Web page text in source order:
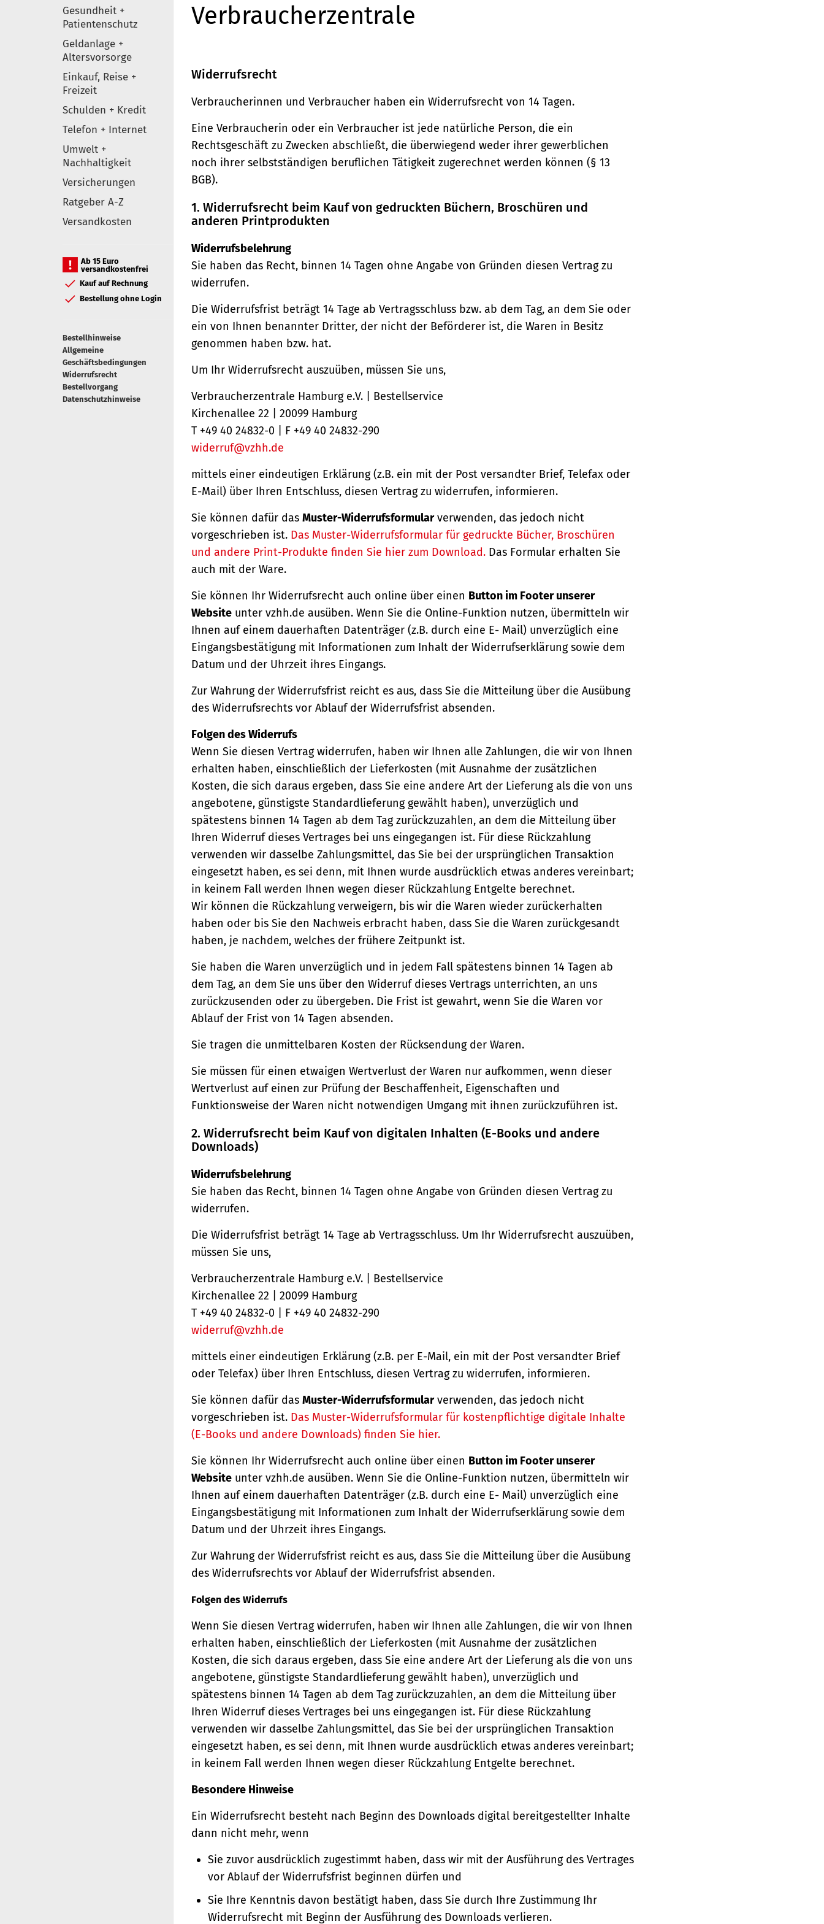
Gesundheit +
Patientenschutz
Geldanlage +
Altersvorsorge
Einkauf, Reise +
Freizeit
Schulden + Kredit
Telefon + Internet
Umwelt +
Nachhaltigkeit
Versicherungen
Ratgeber A-Z
Versandkosten
Ab 15 Euro
versandkostenfrei
Kauf auf Rechnung
Bestellung ohne Login
Bestellhinweise
Allgemeine
Geschäftsbedingungen
Widerrufsrecht
Bestellvorgang
Datenschutzhinweise
Verbraucherzentrale
Widerrufsrecht
Verbraucherinnen und Verbraucher haben ein Widerrufsrecht von 14 Tagen.
Eine Verbraucherin oder ein Verbraucher ist jede natürliche Person, die ein
Rechtsgeschäft zu Zwecken abschließt, die überwiegend weder ihrer gewerblichen
noch ihrer selbstständigen beruflichen Tätigkeit zugerechnet werden können (§ 13
BGB).
1. Widerrufsrecht beim Kauf von gedruckten Büchern, Broschüren und
anderen Printprodukten
Widerrufsbelehrung
Sie haben das Recht, binnen 14 Tagen ohne Angabe von Gründen diesen Vertrag zu
widerrufen.
Die Widerrufsfrist beträgt 14 Tage ab Vertragsschluss bzw. ab dem Tag, an dem Sie oder
ein von Ihnen benannter Dritter, der nicht der Beförderer ist, die Waren in Besitz
genommen haben bzw. hat.
Um Ihr Widerrufsrecht auszuüben, müssen Sie uns,
Verbraucherzentrale Hamburg e.V. | Bestellservice
Kirchenallee 22 | 20099 Hamburg
T +49 40 24832-0 | F +49 40 24832-290
widerruf@vzhh.de
mittels einer eindeutigen Erklärung (z.B. ein mit der Post versandter Brief, Telefax oder
E-Mail) über Ihren Entschluss, diesen Vertrag zu widerrufen, informieren.
Sie können dafür das Muster-Widerrufsformularverwenden, das jedoch nicht
vorgeschrieben ist. Das Muster-Widerrufsformular für gedruckte Bücher, Broschüren
und andere Print-Produkte finden Sie hier zum Download. Das Formular erhalten Sie
auch mit der Ware.
Sie können Ihr Widerrufsrecht auch online über einen Button im Footer unserer
Website unter vzhh.de ausüben. Wenn Sie die Online-Funktion nutzen, übermitteln wir
Ihnen auf einem dauerhaften Datenträger (z.B. durch eine E- Mail) unverzüglich eine
Eingangsbestätigung mit Informationen zum Inhalt der Widerrufserklärung sowie dem
Datum und der Uhrzeit ihres Eingangs.
Zur Wahrung der Widerrufsfrist reicht es aus, dass Sie die Mitteilung über die Ausübung
des Widerrufsrechts vor Ablauf der Widerrufsfrist absenden.
Folgen des Widerrufs
Wenn Sie diesen Vertrag widerrufen, haben wir Ihnen alle Zahlungen, die wir von Ihnen
erhalten haben, einschließlich der Lieferkosten (mit Ausnahme der zusätzlichen
Kosten, die sich daraus ergeben, dass Sie eine andere Art der Lieferung als die von uns
angebotene, günstigste Standardlieferung gewählt haben), unverzüglich und
spätestens binnen 14 Tagen ab dem Tag zurückzuzahlen, an dem die Mitteilung über
Ihren Widerruf dieses Vertrages bei uns eingegangen ist. Für diese Rückzahlung
verwenden wir dasselbe Zahlungsmittel, das Sie bei der ursprünglichen Transaktion
eingesetzt haben, es sei denn, mit Ihnen wurde ausdrücklich etwas anderes vereinbart;
in keinem Fall werden Ihnen wegen dieser Rückzahlung Entgelte berechnet.
Wir können die Rückzahlung verweigern, bis wir die Waren wieder zurückerhalten
haben oder bis Sie den Nachweis erbracht haben, dass Sie die Waren zurückgesandt
haben, je nachdem, welches der frühere Zeitpunkt ist.
Sie haben die Waren unverzüglich und in jedem Fall spätestens binnen 14 Tagen ab
dem Tag, an dem Sie uns über den Widerruf dieses Vertrags unterrichten, an uns
zurückzusenden oder zu übergeben. Die Frist ist gewahrt, wenn Sie die Waren vor
Ablauf der Frist von 14 Tagen absenden.
Sie tragen die unmittelbaren Kosten der Rücksendung der Waren.
Sie müssen für einen etwaigen Wertverlust der Waren nur aufkommen, wenn dieser
Wertverlust auf einen zur Prüfung der Beschaffenheit, Eigenschaften und
Funktionsweise der Waren nicht notwendigen Umgang mit ihnen zurückzuführen ist.
2. Widerrufsrecht beim Kauf von digitalen Inhalten (E-Books und andere
Downloads)
Widerrufsbelehrung
Sie haben das Recht, binnen 14 Tagen ohne Angabe von Gründen diesen Vertrag zu
widerrufen.
Die Widerrufsfrist beträgt 14 Tage ab Vertragsschluss. Um Ihr Widerrufsrecht auszuüben,
müssen Sie uns,
Verbraucherzentrale Hamburg e.V. | Bestellservice
Kirchenallee 22 | 20099 Hamburg
T +49 40 24832-0 | F +49 40 24832-290
widerruf@vzhh.de
mittels einer eindeutigen Erklärung (z.B. per E-Mail, ein mit der Post versandter Brief
oder Telefax) über Ihren Entschluss, diesen Vertrag zu widerrufen, informieren.
Sie können dafür das Muster-Widerrufsformularverwenden, das jedoch nicht
vorgeschrieben ist. Das Muster-Widerrufsformular für kostenpflichtige digitale Inhalte
(E-Books und andere Downloads) finden Sie hier.
Sie können Ihr Widerrufsrecht auch online über einen Button im Footer unserer
Website unter vzhh.de ausüben. Wenn Sie die Online-Funktion nutzen, übermitteln wir
Ihnen auf einem dauerhaften Datenträger (z.B. durch eine E- Mail) unverzüglich eine
Eingangsbestätigung mit Informationen zum Inhalt der Widerrufserklärung sowie dem
Datum und der Uhrzeit ihres Eingangs.
Zur Wahrung der Widerrufsfrist reicht es aus, dass Sie die Mitteilung über die Ausübung
des Widerrufsrechts vor Ablauf der Widerrufsfrist absenden.
Folgen des Widerrufs
Wenn Sie diesen Vertrag widerrufen, haben wir Ihnen alle Zahlungen, die wir von Ihnen
erhalten haben, einschließlich der Lieferkosten (mit Ausnahme der zusätzlichen
Kosten, die sich daraus ergeben, dass Sie eine andere Art der Lieferung als die von uns
angebotene, günstigste Standardlieferung gewählt haben), unverzüglich und
spätestens binnen 14 Tagen ab dem Tag zurückzuzahlen, an dem die Mitteilung über
Ihren Widerruf dieses Vertrages bei uns eingegangen ist. Für diese Rückzahlung
verwenden wir dasselbe Zahlungsmittel, das Sie bei der ursprünglichen Transaktion
eingesetzt haben, es sei denn, mit Ihnen wurde ausdrücklich etwas anderes vereinbart;
in keinem Fall werden Ihnen wegen dieser Rückzahlung Entgelte berechnet.
Besondere Hinweise
Ein Widerrufsrecht besteht nach Beginn des Downloads digital bereitgestellter Inhalte
dann nicht mehr, wenn
Sie zuvor ausdrücklich zugestimmt haben, dass wir mit der Ausführung des Vertrages
vor Ablauf der Widerrufsfrist beginnen dürfen und
Sie Ihre Kenntnis davon bestätigt haben, dass Sie durch Ihre Zustimmung Ihr
Widerrufsrecht mit Beginn der Ausführung des Downloads verlieren.